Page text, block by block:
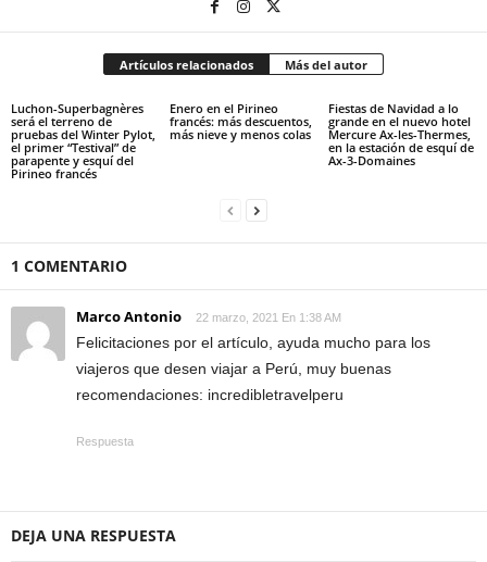
Artículos relacionados Más del autor
Luchon-Superbagnères
será el terreno de
pruebas del Winter Pylot,
el primer “Testival” de
parapente y esquí del
Pirineo francés
Enero en el Pirineo
francés: más descuentos,
más nieve y menos colas
Fiestas de Navidad a lo
grande en el nuevo hotel
Mercure Ax-les-Thermes,
en la estación de esquí de
Ax-3-Domaines
1 COMENTARIO
Marco Antonio 22 marzo, 2021 En 1:38 AM
Felicitaciones por el artículo, ayuda mucho para los
viajeros que desen viajar a Perú, muy buenas
recomendaciones: incredibletravelperu
Respuesta
DEJA UNA RESPUESTA